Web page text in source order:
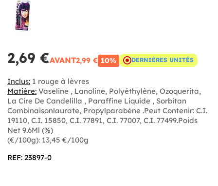
2,69 €AVANT2,99 € 10% DERNIÈRES UNITÉS
Inclus: 1 rouge à lèvres
Matière: Vaseline , Lanoline, Polyéthylène, Ozoquerita,
La Cire De Candelilla , Paraffine Liquide , Sorbitan
Combinaisonlaurate, Propylparabène .Peut Contenir: C.I.
19110, C.I. 15850, C.I. 77891, C.I. 77007, C.I. 77499.Poids
Net 9.6Ml (%)
(€/100g): 13,45 €/100g
REF: 23897-0